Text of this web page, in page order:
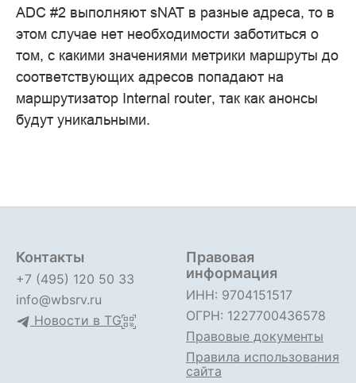
ADC #2 выполняют sNAT в разные адреса, то в
этом случае нет необходимости заботиться о
том, с какими значениями метрики маршруты до
соответствующих адресов попадают на
маршрутизатор Internal router, так как анонсы
будут уникальными.
Контакты
+7 (495) 120 50 33
info@wbsrv.ru
Новости в TG
Правовая
информация
ИНН: 9704151517
ОГРН: 1227700436578
Правовые документы
Правила использования
сайта